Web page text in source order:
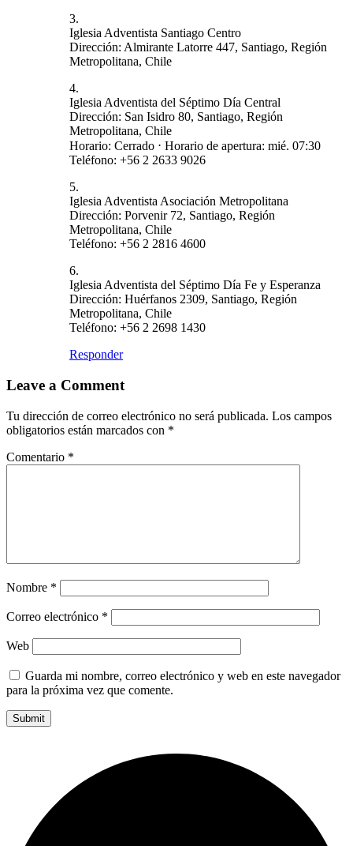
3.
Iglesia Adventista Santiago Centro
Dirección: Almirante Latorre 447, Santiago, Región
Metropolitana, Chile
4.
Iglesia Adventista del Séptimo Día Central
Dirección: San Isidro 80, Santiago, Región
Metropolitana, Chile
Horario: Cerrado ⋅ Horario de apertura: mié. 07:30
Teléfono: +56 2 2633 9026
5.
Iglesia Adventista Asociación Metropolitana
Dirección: Porvenir 72, Santiago, Región
Metropolitana, Chile
Teléfono: +56 2 2816 4600
6.
Iglesia Adventista del Séptimo Día Fe y Esperanza
Dirección: Huérfanos 2309, Santiago, Región
Metropolitana, Chile
Teléfono: +56 2 2698 1430
Responder
Leave a Comment
Tu dirección de correo electrónico no será publicada. Los campos
obligatorios están marcados con *
Comentario *
Nombre *
Correo electrónico *
Web
Guarda mi nombre, correo electrónico y web en este navegador
para la próxima vez que comente.